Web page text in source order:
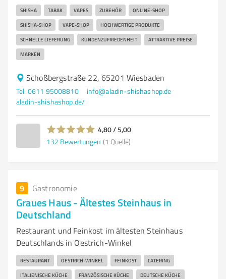
SHISHA TABAK VAPES ZUBEHÖR ONLINE-SHOP
SHISHA-SHOP VAPE-SHOP HOCHWERTIGE PRODUKTE
SCHNELLE LIEFERUNG KUNDENZUFRIEDENHEIT ATTRAKTIVE PREISE
MARKEN
Schoßbergstraße 22, 65201 Wiesbaden
Tel. 0611 95008810
info@aladin-shishashop.de
aladin-shishashop.de/
4,80 / 5,00
132 Bewertungen (1 Quelle)
9 Gastronomie
Graues Haus - Ältestes Steinhaus in
Deutschland
Restaurant und Feinkost im ältesten Steinhaus
Deutschlands in Oestrich-Winkel
RESTAURANT OESTRICH-WINKEL FEINKOST CATERING
ITALIENISCHE KÜCHE FRANZÖSISCHE KÜCHE DEUTSCHE KÜCHE